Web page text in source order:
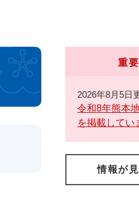
重
2026年8月5日
令和8年熊本
を掲載してい
情報が